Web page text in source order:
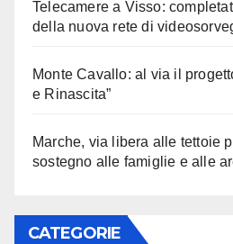
Telecamere a Visso:
della nuova rete di
Monte Cavallo: al via il
e Rinascita”
Marche, via libera alle tettoie
sostegno alle famiglie e alle
CATEGORIE